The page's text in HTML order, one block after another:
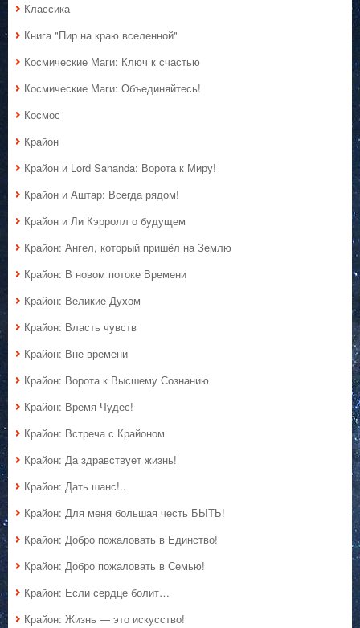
Классика
Книга "Пир на краю вселенной"
Космические Маги: Ключ к счастью
Космические Маги: Объединяйтесь!
Космос
Крайон
Крайон и Lord Sananda: Ворота к Миру!
Крайон и Аштар: Всегда рядом!
Крайон и Ли Кэрролл о будущем
Крайон: Ангел, который пришёл на Землю
Крайон: В новом потоке Времени
Крайон: Великие Духом
Крайон: Власть чувств
Крайон: Вне времени
Крайон: Ворота к Высшему Сознанию
Крайон: Время Чудес!
Крайон: Встреча с Крайоном
Крайон: Да здравствует жизнь!
Крайон: Дать шанс!..
Крайон: Для меня большая честь БЫТЬ!
Крайон: Добро пожаловать в Единство!
Крайон: Добро пожаловать в Семью!
Крайон: Если сердце болит…
Крайон: Жизнь — это искусство!